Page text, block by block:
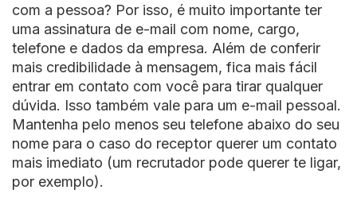
com a pessoa? Por isso, é muito importante ter
uma assinatura de e-mail com nome, cargo,
telefone e dados da empresa. Além de conferir
mais credibilidade à mensagem, fica mais fácil
entrar em contato com você para tirar qualquer
dúvida. Isso também vale para um e-mail pessoal.
Mantenha pelo menos seu telefone abaixo do seu
nome para o caso do receptor querer um contato
mais imediato (um recrutador pode querer te ligar,
por exemplo).